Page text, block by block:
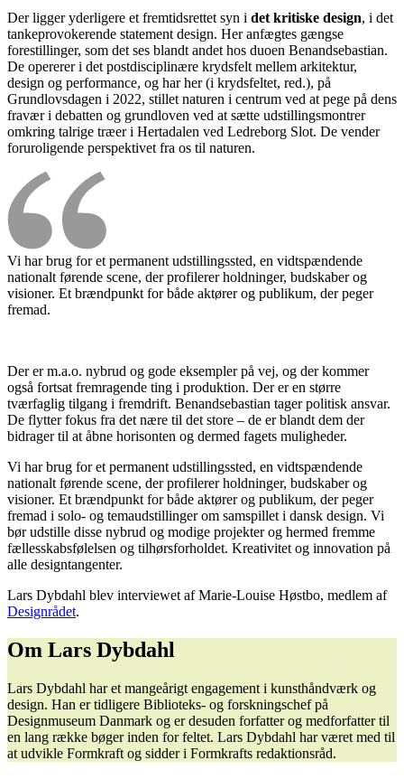
Der ligger yderligere et fremtidsrettet syn i det kritiske design, i det
tankeprovokerende statement design. Her anfægtes gængse
forestillinger, som det ses blandt andet hos duoen Benandsebastian.
De opererer i det postdisciplinære krydsfelt mellem arkitektur,
design og performance, og har her (i krydsfeltet, red.), på
Grundlovsdagen i 2022, stillet naturen i centrum ved at pege på dens
fravær i debatten og grundloven ved at sætte udstillingsmontrer
omkring talrige træer i Hertadalen ved Ledreborg Slot. De vender
foruroligende perspektivet fra os til naturen.
Vi har brug for et permanent udstillingssted, en vidtspændende
nationalt førende scene, der profilerer holdninger, budskaber og
visioner. Et brændpunkt for både aktører og publikum, der peger
fremad.
Der er m.a.o. nybrud og gode eksempler på vej, og der kommer
også fortsat fremragende ting i produktion. Der er en større
tværfaglig tilgang i fremdrift. Benandsebastian tager politisk ansvar.
De flytter fokus fra det nære til det store – de er blandt dem der
bidrager til at åbne horisonten og dermed fagets muligheder.
Vi har brug for et permanent udstillingssted, en vidtspændende
nationalt førende scene, der profilerer holdninger, budskaber og
visioner. Et brændpunkt for både aktører og publikum, der peger
fremad i solo- og temaudstillinger om samspillet i dansk design. Vi
bør udstille disse nybrud og modige projekter og hermed fremme
fællesskabsfølelsen og tilhørsforholdet. Kreativitet og innovation på
alle designtangenter.
Lars Dybdahl blev interviewet af Marie-Louise Høstbo, medlem af
Designrådet.
Om Lars Dybdahl
Lars Dybdahl har et mangeårigt engagement i kunsthåndværk og
design. Han er tidligere Biblioteks- og forskningschef på
Designmuseum Danmark og er desuden forfatter og medforfatter til
en lang række bøger inden for feltet. Lars Dybdahl har været med til
at udvikle Formkraft og sidder i Formkrafts redaktionsråd.